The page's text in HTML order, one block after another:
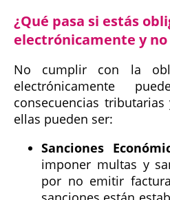
¿Qué pasa si estás
electrónicamente y no
No cumplir con la
electrónicamente
consecuencias
ellas pueden ser:
Sanciones
imponer multas y
por no emitir